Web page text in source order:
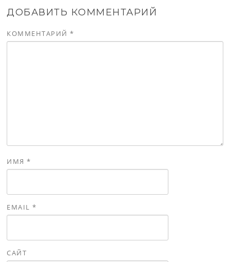
ДОБАВИТЬ КОММЕНТАРИЙ
КОММЕНТАРИЙ*
ИМЯ*
EMAIL*
САЙТ